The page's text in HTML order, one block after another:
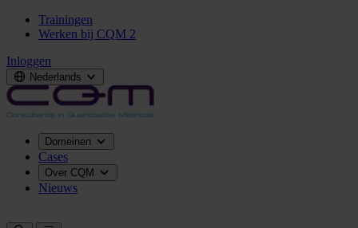
Trainingen
Werken bij CQM 2
Inloggen
Nederlands
Domeinen
Cases
Over CQM
Nieuws